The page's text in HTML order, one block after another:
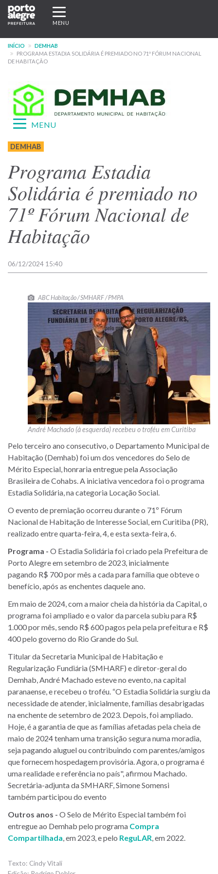
Pular
para
conteúdo
principal
Expandir/recolher
navegação
MENU
INÍCIO
DEMHAB
PROGRAMA ESTADIA SOLIDÁRIA É PREMIADO NO 71º FÓRUM NACIONAL
DE HABITAÇÃO
Menu
-
site
DEMHAB
Expandir/recolher
MENU
DEMHAB
Programa Estadia
Solidária é premiado no
71º Fórum Nacional de
Habitação
06/12/2024 15:40
ABC Habitação / SMHARF / PMPA
André Machado (à esquerda) recebeu o troféu em Curitiba
Pelo terceiro ano consecutivo, o Departamento Municipal de
Habitação (Demhab) foi um dos vencedores do Selo de
Mérito Especial, honraria entregue pela Associação
Brasileira de Cohabs. A iniciativa vencedora foi o programa
Estadia Solidária, na categoria Locação Social.
O evento de premiação ocorreu durante o 71º Fórum
Nacional de Habitação de Interesse Social, em Curitiba (PR),
realizado entre quarta-feira, 4, e esta sexta-feira, 6.
Programa - O Estadia Solidária foi criado pela Prefeitura de
Porto Alegre em setembro de 2023, inicialmente
pagando R$ 700 por mês a cada para família que obteve o
benefício, após as enchentes daquele ano.
Em maio de 2024, com a maior cheia da história da Capital, o
programa foi ampliado e o valor da parcela subiu para R$
1.000 por mês, sendo R$ 600 pagos pela pela prefeitura e R$
400 pelo governo do Rio Grande do Sul.
Titular da Secretaria Municipal de Habitação e
Regularização Fundiária (SMHARF) e diretor-geral do
Demhab, André Machado esteve no evento, na capital
paranaense, e recebeu o troféu. “O Estadia Solidária surgiu da
necessidade de atender, inicialmente, famílias desabrigadas
na enchente de setembro de 2023. Depois, foi ampliado.
Hoje, é a garantia de que as famílias afetadas pela cheia de
maio de 2024 tenham uma transição segura numa moradia,
seja pagando aluguel ou contribuindo com parentes/amigos
que fornecem hospedagem provisória. Agora, o programa é
uma realidade e referência no país", afirmou Machado.
Secretária-adjunta da SMHARF, Simone Somensi
também participou do evento
Outros anos - O Selo de Mérito Especial também foi
entregue ao Demhab pelo programa Compra
Compartilhada, em 2023, e pelo ReguLAR, em 2022.
Cindy Vitali